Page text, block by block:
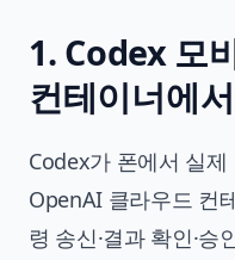
1. Codex 모
컨테이너에
Codex가 폰에서 실
OpenAI 클라우드 컨
령 송신·결과 확인·